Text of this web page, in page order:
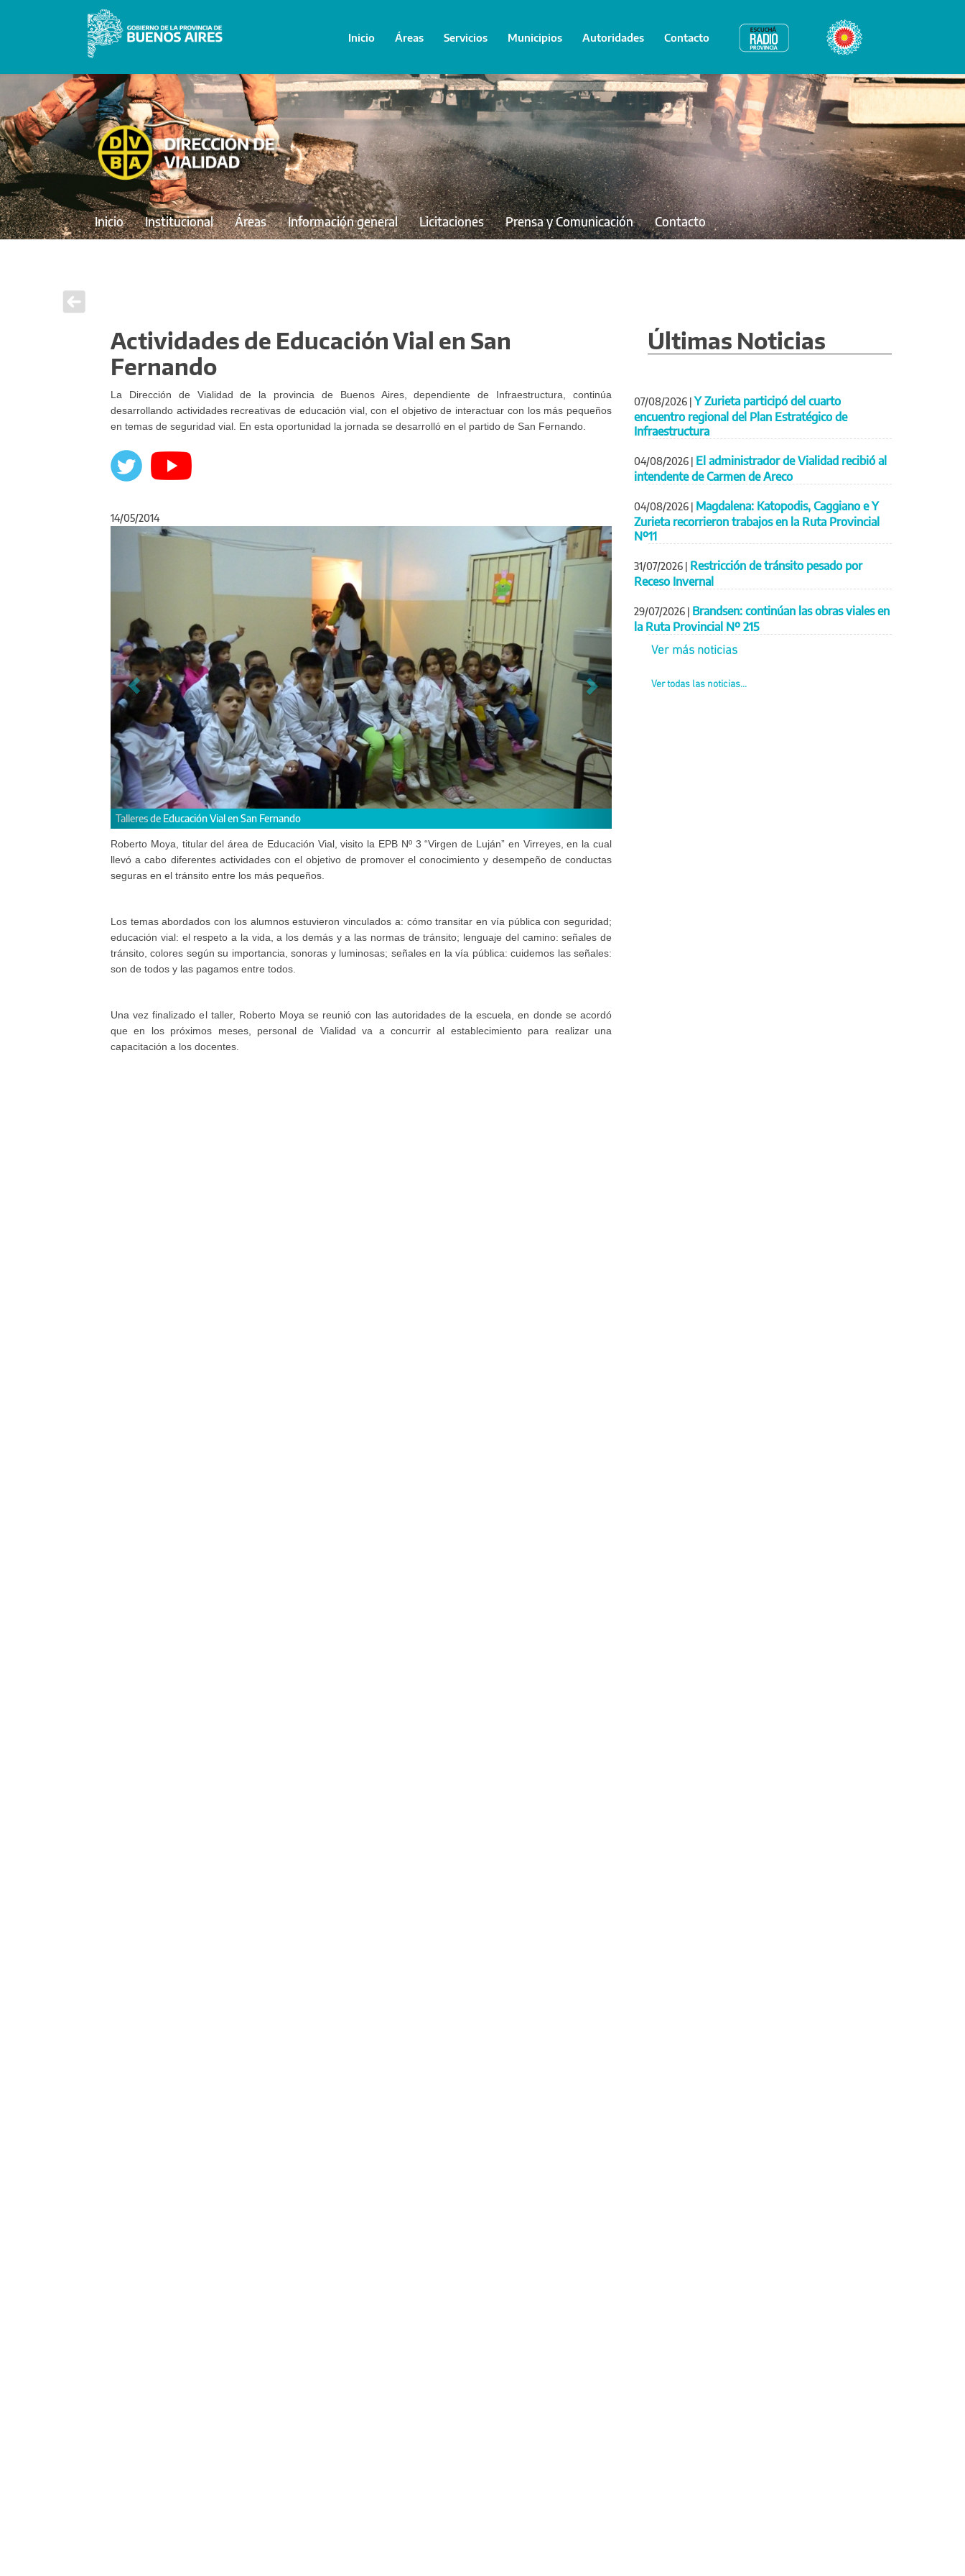
Inicio Áreas Servicios Municipios Autoridades Contacto Radio Provincia Bicentenario
Inicio Institucional Áreas Información general Licitaciones Prensa y Comunicación Contacto
Actividades de Educación Vial en San
Fernando
La Dirección de Vialidad de la provincia de Buenos Aires, dependiente de Infraestructura, continúa
desarrollando actividades recreativas de educación vial, con el objetivo de interactuar con los más pequeños
en temas de seguridad vial. En esta oportunidad la jornada se desarrolló en el partido de San Fernando.
14/05/2014
Talleres de Educación Vial en San Fernando
Anterior Siguiente
Roberto Moya, titular del área de Educación Vial, visito la EPB Nº 3 “Virgen de Luján” en Virreyes, en la cual
llevó a cabo diferentes actividades con el objetivo de promover el conocimiento y desempeño de conductas
seguras en el tránsito entre los más pequeños.
Los temas abordados con los alumnos estuvieron vinculados a: cómo transitar en vía pública con seguridad;
educación vial: el respeto a la vida, a los demás y a las normas de tránsito; lenguaje del camino: señales de
tránsito, colores según su importancia, sonoras y luminosas; señales en la vía pública: cuidemos las señales:
son de todos y las pagamos entre todos.
Una vez finalizado el taller, Roberto Moya se reunió con las autoridades de la escuela, en donde se acordó
que en los próximos meses, personal de Vialidad va a concurrir al establecimiento para realizar una
capacitación a los docentes.
Últimas Noticias
07/08/2026 | Y Zurieta participó del cuarto
encuentro regional del Plan Estratégico de
Infraestructura
04/08/2026 | El administrador de Vialidad recibió al
intendente de Carmen de Areco
04/08/2026 | Magdalena: Katopodis, Caggiano e Y
Zurieta recorrieron trabajos en la Ruta Provincial
Nº11
31/07/2026 | Restricción de tránsito pesado por
Receso Invernal
29/07/2026 | Brandsen: continúan las obras viales en
la Ruta Provincial Nº 215
Ver más noticias
Ver todas las noticias...